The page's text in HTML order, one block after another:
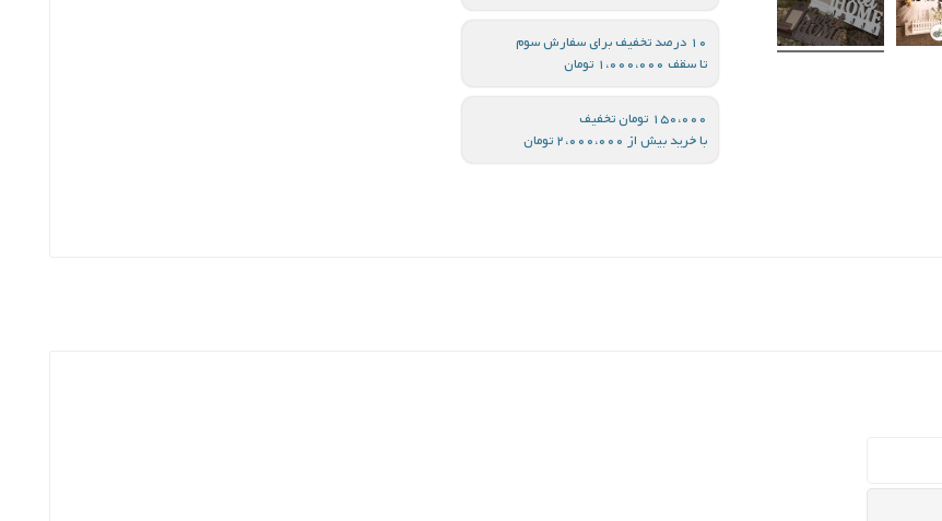
10 درصد تخفیف برای سفارش سوم
تا سقف 1،000،000 تومان
150،000 تومان تخفیف
با خرید بیش از 2،000،000 تومان